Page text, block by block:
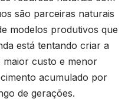
são parceiras naturais
modelos produtivos que
está tentando criar a
custo e menor
acumulado por
de gerações.